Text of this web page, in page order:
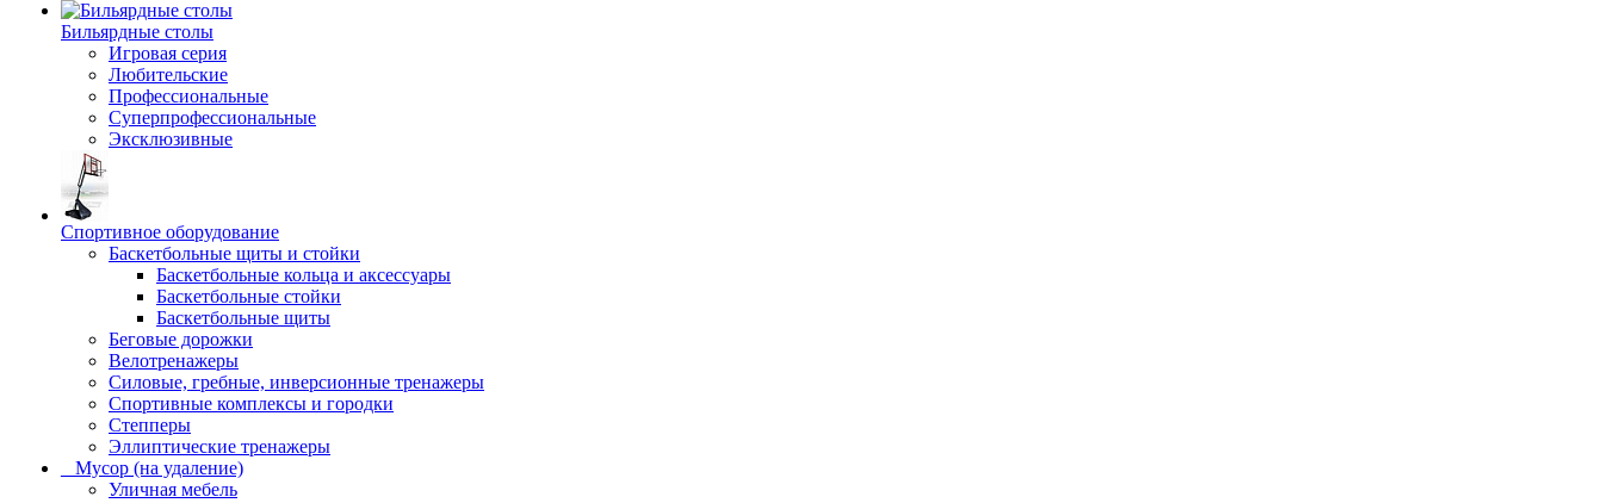
Бильярдные столы
Игровая серия
Любительские
Профессиональные
Суперпрофессиональные
Эксклюзивные
Спортивное оборудование
Баскетбольные щиты и стойки
Баскетбольные кольца и аксессуары
Баскетбольные стойки
Баскетбольные щиты
Беговые дорожки
Велотренажеры
Силовые, гребные, инверсионные тренажеры
Спортивные комплексы и городки
Степперы
Эллиптические тренажеры
_ Мусор (на удаление)
Уличная мебель